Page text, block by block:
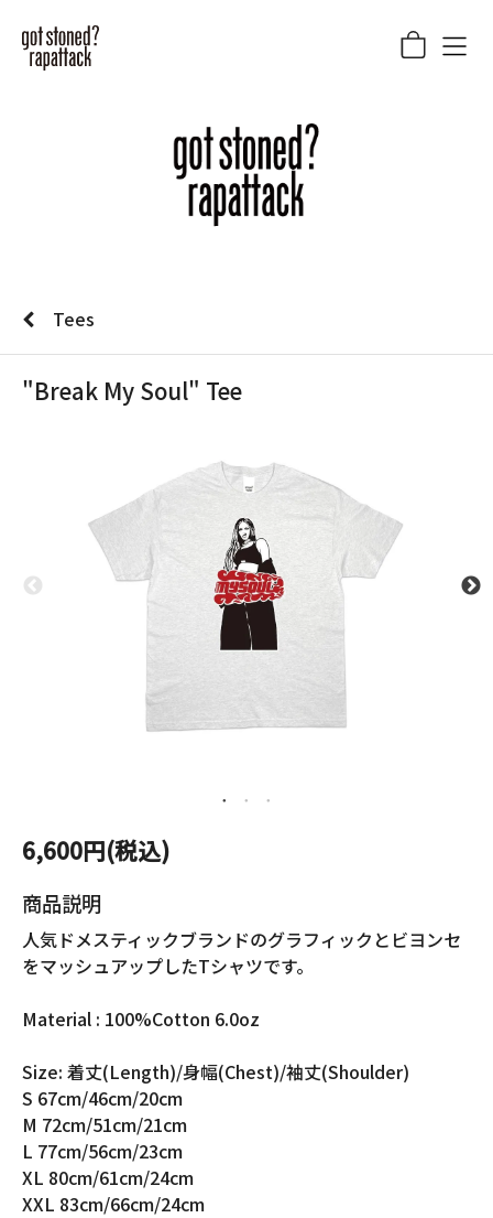
Tees
"Break My Soul" Tee
6,600円(税込)
商品説明
人気ドメスティックブランドのグラフィックとビヨンセ
をマッシュアップしたTシャツです。
Material : 100%Cotton 6.0oz
Size: 着丈(Length)/身幅(Chest)/袖丈(Shoulder)
S 67cm/46cm/20cm
M 72cm/51cm/21cm
L 77cm/56cm/23cm
XL 80cm/61cm/24cm
XXL 83cm/66cm/24cm